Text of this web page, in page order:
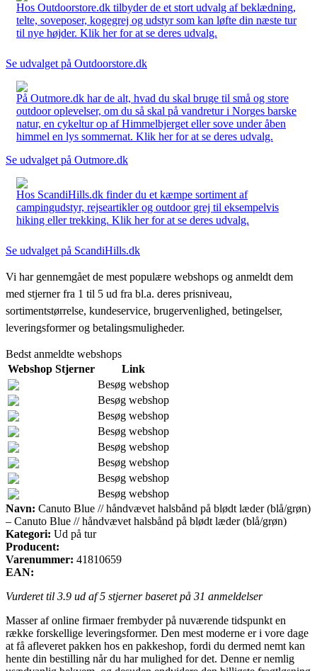
Hos Outdoorstore.dk tilbyder de et stort udvalg af beklædning,
telte, soveposer, kogegrej og udstyr som kan løfte din næste tur
til nye højder. Klik her for at se deres udvalg.
Se udvalget på Outdoorstore.dk
På Outmore.dk har de alt, hvad du skal bruge til små og store
outdoor oplevelser, om du så skal på vandretur i Norges barske
natur, en cykeltur op af Himmelbjerget eller sove under åben
himmel en lys sommernat. Klik her for at se deres udvalg.
Se udvalget på Outmore.dk
Hos ScandiHills.dk finder du et kæmpe sortiment af
campingudstyr, rejseartikler og outdoor grej til eksempelvis
hiking eller trekking. Klik her for at se deres udvalg.
Se udvalget på ScandiHills.dk
Vi har gennemgået de mest populære webshops og anmeldt dem
med stjerner fra 1 til 5 ud fra bl.a. deres prisniveau,
sortimentstørrelse, kundeservice, brugervenlighed, betingelser,
leveringsformer og betalingsmuligheder.
Bedst anmeldte webshops
Webshop Stjerner
Link
Besøg webshop
Besøg webshop
Besøg webshop
Besøg webshop
Besøg webshop
Besøg webshop
Besøg webshop
Besøg webshop
Navn: Canuto Blue // håndvævet halsbånd på blødt læder (blå/grøn)
– Canuto Blue // håndvævet halsbånd på blødt læder (blå/grøn)
Kategori: Ud på tur
Producent:
Varenummer: 41810659
EAN:
Vurderet til 3.9 ud af 5 stjerner baseret på 31 anmeldelser
Masser af online firmaer frembyder på nuværende tidspunkt en
række forskellige leveringsformer. Den mest moderne er i vore dage
at få afleveret pakken hos en pakkeshop, fordi du dermed nemt kan
hente din bestilling når du har mulighed for det. Denne er nemlig